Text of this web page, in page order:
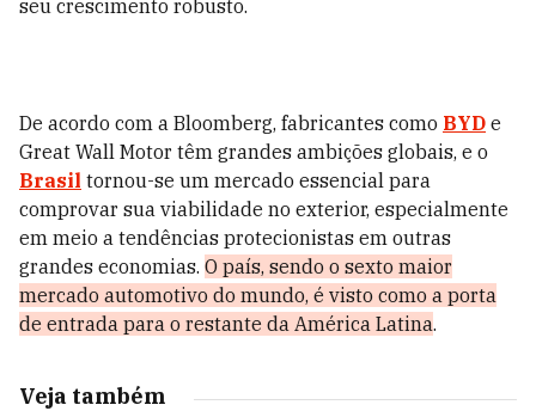
seu crescimento robusto.
De acordo com a Bloomberg, fabricantes como BYD e
Great Wall Motor têm grandes ambições globais, e o
Brasil tornou-se um mercado essencial para
comprovar sua viabilidade no exterior, especialmente
em meio a tendências protecionistas em outras
grandes economias. O país, sendo o sexto maior
mercado automotivo do mundo, é visto como a porta
de entrada para o restante da América Latina.
Veja também